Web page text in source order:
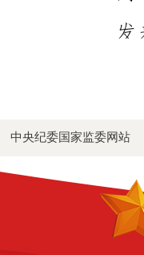
中央纪委国家监委网站